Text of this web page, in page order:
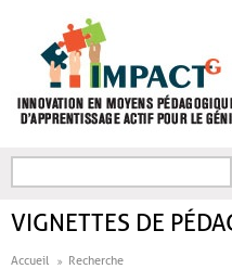
FORMULAIRE DE
VIGNETTES DE
Accueil Recherche